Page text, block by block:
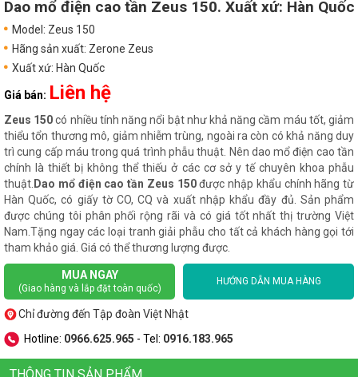
Dao mổ điện cao tần Zeus 150. Xuất xứ: Hàn Quốc
Model: Zeus 150
Hãng sản xuất: Zerone Zeus
Xuất xứ: Hàn Quốc
Giá bán: Liên hệ
Zeus 150có nhiều tính năng nổi bật như khả năng cầm máu tốt, giảm
thiểu tổn thương mô, giảm nhiễm trùng, ngoài ra còn có khả năng duy
trì cung cấp máu trong quá trình phẫu thuật. Nên dao mổ điện cao tần
chính là thiết bị không thể thiếu ở các cơ sở y tế chuyên khoa phẫu
thuật. Dao mổ điện cao tần Zeus 150được nhập khẩu chính hãng từ
Hàn Quốc, có giấy tờ CO, CQ và xuất nhập khẩu đầy đủ. Sản phẩm
được chúng tôi phân phối rộng rãi và có giá tốt nhất thị trường Việt
Nam.Tặng ngay các loại tranh giải phẫu cho tất cả khách hàng gọi tới
tham khảo giá. Giá có thể thương lượng được.
MUA NGAY
(Giao hàng và lắp đặt toàn quốc)
HƯỚNG DẪN MUA HÀNG
Chỉ đường đến Tập đoàn Việt Nhật
Hotline: 0966.625.965 - Tel: 0916.183.965